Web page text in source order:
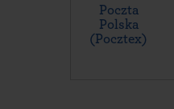
Poczta
Polska
(Pocztex)